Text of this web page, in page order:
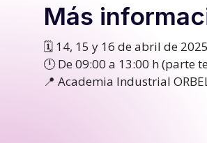
Más
🗓️ 14, 15 y 16 de abril de 2025
🕛 De 09:00 a 13:00 h (parte
📍 Academia Industrial